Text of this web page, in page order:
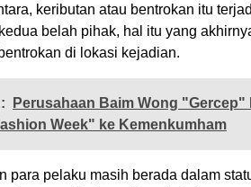
keributan atau bentrokan itu
belah pihak, hal itu yang
di lokasi kejadian.
Perusahaan Baim Wong "Gercep"
Week" ke Kemenkumham
para pelaku masih berada dalam